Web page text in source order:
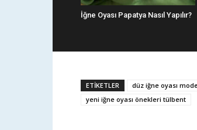
İğne Oyası Papatya Nasıl Yapılır?
ETİKETLER düz iğne oyası
yeni iğne oyası önekleri tülbent